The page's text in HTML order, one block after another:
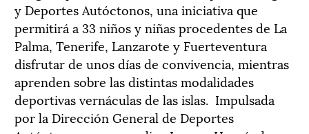
y Deportes Autóctonos, una iniciativa que
permitirá a 33 niños y niñas procedentes de La
Palma, Tenerife, Lanzarote y Fuerteventura
disfrutar de unos días de convivencia, mientras
aprenden sobre las distintas modalidades
deportivas vernáculas de las islas. Impulsada
por la Dirección General de Deportes